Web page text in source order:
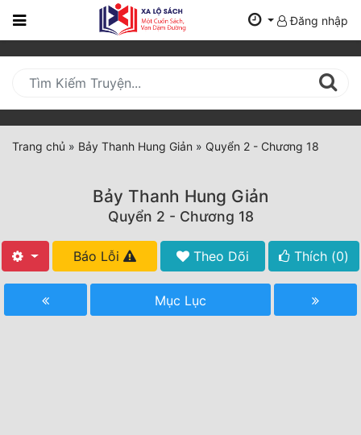
Trang
Mới
Cập
Nhật
(current)
Tất Cả
Đăng nhập
Trang chủ » Bảy Thanh Hung Giản » Quyển 2 - Chương 18
Bảy Thanh Hung Giản
Quyển 2 - Chương 18
Báo Lỗi Theo Dõi Thích (0)
Mục Lục